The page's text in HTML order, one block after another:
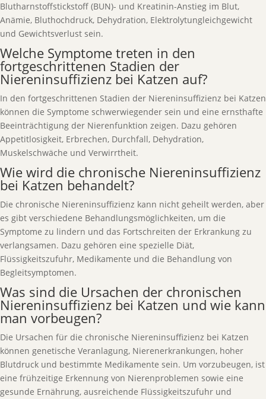
Blutharnstoffstickstoff (BUN)- und Kreatinin-Anstieg im Blut,
Anämie, Bluthochdruck, Dehydration, Elektrolytungleichgewicht
und Gewichtsverlust sein.
Welche Symptome treten in den
fortgeschrittenen Stadien der
Niereninsuffizienz bei Katzen auf?
In den fortgeschrittenen Stadien der Niereninsuffizienz bei Katzen
können die Symptome schwerwiegender sein und eine ernsthafte
Beeinträchtigung der Nierenfunktion zeigen. Dazu gehören
Appetitlosigkeit, Erbrechen, Durchfall, Dehydration,
Muskelschwäche und Verwirrtheit.
Wie wird die chronische Niereninsuffizienz
bei Katzen behandelt?
Die chronische Niereninsuffizienz kann nicht geheilt werden, aber
es gibt verschiedene Behandlungsmöglichkeiten, um die
Symptome zu lindern und das Fortschreiten der Erkrankung zu
verlangsamen. Dazu gehören eine spezielle Diät,
Flüssigkeitszufuhr, Medikamente und die Behandlung von
Begleitsymptomen.
Was sind die Ursachen der chronischen
Niereninsuffizienz bei Katzen und wie kann
man vorbeugen?
Die Ursachen für die chronische Niereninsuffizienz bei Katzen
können genetische Veranlagung, Nierenerkrankungen, hoher
Blutdruck und bestimmte Medikamente sein. Um vorzubeugen, ist
eine frühzeitige Erkennung von Nierenproblemen sowie eine
gesunde Ernährung, ausreichende Flüssigkeitszufuhr und